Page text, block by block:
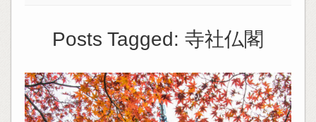
Posts Tagged: 寺社仏閣